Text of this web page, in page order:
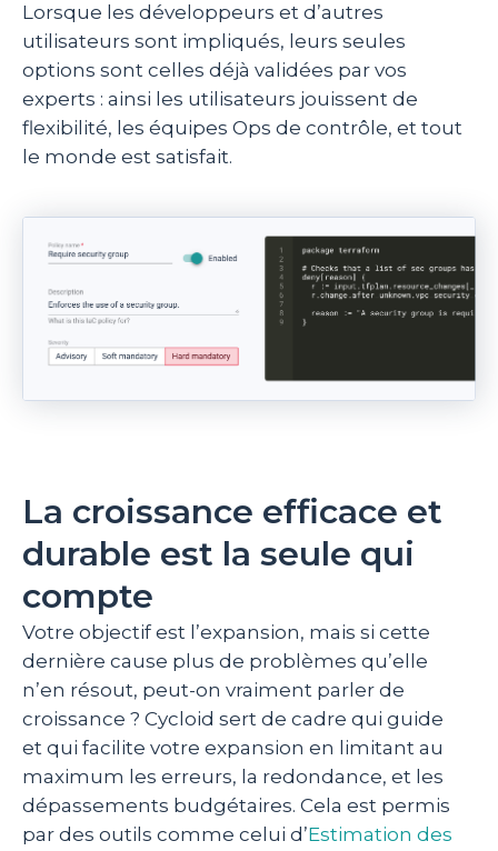
Lorsque les développeurs et d’autres
utilisateurs sont impliqués, leurs seules
options sont celles déjà validées par vos
experts : ainsi les utilisateurs jouissent de
flexibilité, les équipes Ops de contrôle, et tout
le monde est satisfait.
La croissance efficace et
durable est la seule qui
compte
Votre objectif est l’expansion, mais si cette
dernière cause plus de problèmes qu’elle
n’en résout, peut-on vraiment parler de
croissance ? Cycloid sert de cadre qui guide
et qui facilite votre expansion en limitant au
maximum les erreurs, la redondance, et les
dépassements budgétaires. Cela est permis
par des outils comme celui d’Estimation des